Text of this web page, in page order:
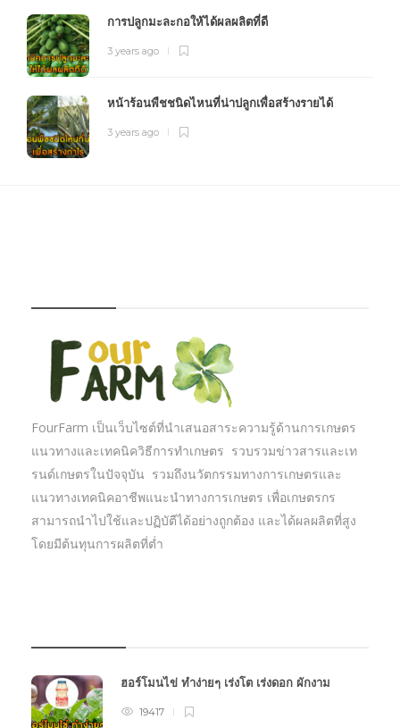
การปลูกมะละกอให้ได้ผลผลิตที่ดี
3 years ago
หน้าร้อนพืชชนิดไหนที่น่าปลูกเพื่อสร้างรายได้
3 years ago
FourFarm เป็นเว็บไซต์ที่นำเสนอสาระความรู้ด้านการเกษตร
แนวทางและเทคนิควิธีการทำเกษตร รวบรวมข่าวสารและเท
รนด์เกษตรในปัจจุบัน รวมถึงนวัตกรรมทางการเกษตรและ
แนวทางเทคนิคอาชีพแนะนำทางการเกษตร เพื่อเกษตรกร
สามารถนำไปใช้และปฏิบัตืได้อย่างถูกต้อง และได้ผลผลิตที่สูง
โดยมีต้นทุนการผลิตที่ต่ำ
ฮอร์โมนไข่ ทำง่ายๆ เร่งโต เร่งดอก ผักงาม
19417